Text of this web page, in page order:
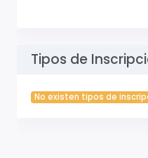
Tipos de
No existen tipos de